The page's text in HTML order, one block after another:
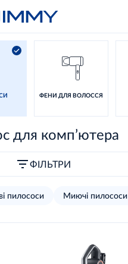
ФЕНИ ДЛЯ ВОЛОССЯ
для комп’ютера
ФІЛЬТРИ
пилососи Миючі пилососи